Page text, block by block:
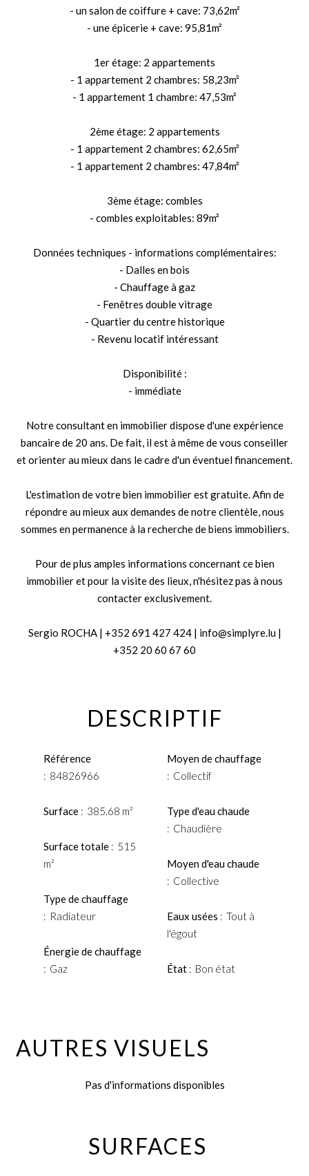
- un salon de coiffure + cave: 73,62m²
- une épicerie + cave: 95,81m²
1er étage: 2 appartements
- 1 appartement 2 chambres: 58,23m²
- 1 appartement 1 chambre: 47,53m²
2ème étage: 2 appartements
- 1 appartement 2 chambres: 62,65m²
- 1 appartement 2 chambres: 47,84m²
3ème étage: combles
- combles exploitables: 89m²
Données techniques - informations complémentaires:
- Dalles en bois
- Chauffage à gaz
- Fenêtres double vitrage
- Quartier du centre historique
- Revenu locatif intéressant
Disponibilité :
- immédiate
Notre consultant en immobilier dispose d'une expérience
bancaire de 20 ans. De fait, il est à même de vous conseiller
et orienter au mieux dans le cadre d'un éventuel financement.
L'estimation de votre bien immobilier est gratuite. Afin de
répondre au mieux aux demandes de notre clientèle, nous
sommes en permanence à la recherche de biens immobiliers.
Pour de plus amples informations concernant ce bien
immobilier et pour la visite des lieux, n'hésitez pas à nous
contacter exclusivement.
Sergio ROCHA | +352 691 427 424 | info@simplyre.lu |
+352 20 60 67 60
DESCRIPTIF
Référence
84826966
Surface 385.68 m²
Surface totale
515
m²
Type de chauffage
Radiateur
Énergie de chauffage
Gaz
Moyen de chauffage
Collectif
Type d'eau chaude
Chaudière
Moyen d'eau chaude
Collective
Eaux usées
Tout à
l'égout
État Bon état
AUTRES VISUELS
Pas d'informations disponibles
SURFACES